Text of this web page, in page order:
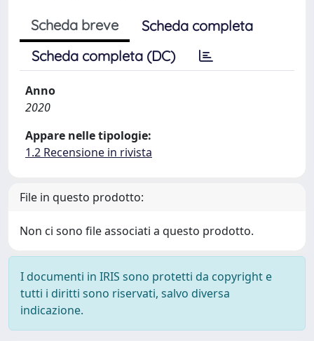
Scheda breve
Scheda completa
Scheda completa (DC)
Anno
2020
Appare nelle tipologie:
1.2 Recensione in rivista
File in questo prodotto:
Non ci sono file associati a questo prodotto.
I documenti in IRIS sono protetti da copyright e
tutti i diritti sono riservati, salvo diversa
indicazione.